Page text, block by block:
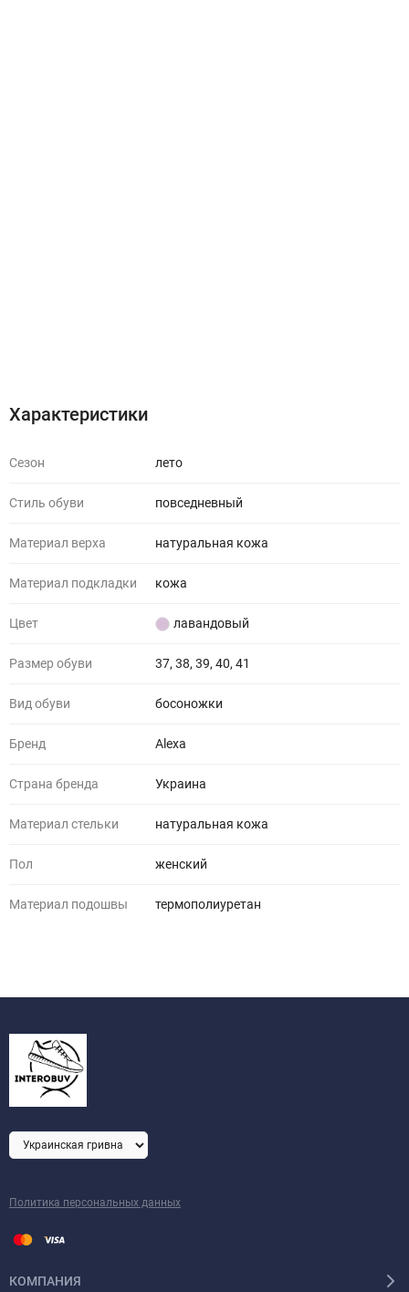
Характеристики
Сезон лето
Стиль обуви повседневный
Материал верха натуральная кожа
Материал подкладки кожа
Цвет лавандовый
Размер обуви 37, 38, 39, 40, 41
Вид обуви босоножки
Бренд Alexa
Страна бренда Украина
Материал стельки натуральная кожа
Пол женский
Материал подошвы термополиуретан
Политика персональных данных
КОМПАНИЯ